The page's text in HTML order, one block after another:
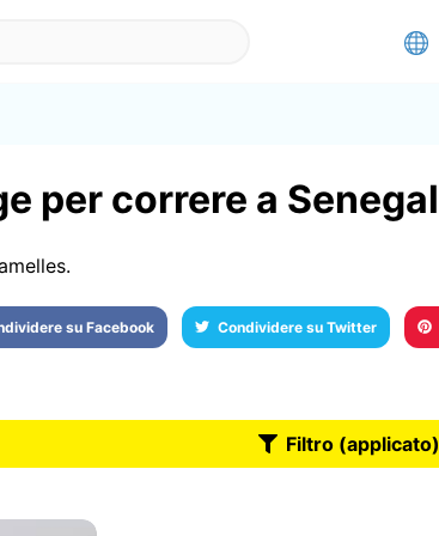
per correre a Senegal
su Facebook Condividere su Twitter
Filtro (applicato)